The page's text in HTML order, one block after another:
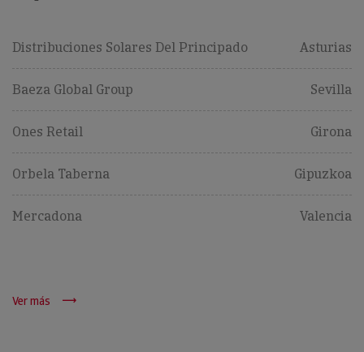
Distribuciones Solares Del Principado Asturias
Baeza Global Group Sevilla
Ones Retail Girona
Orbela Taberna Gipuzkoa
Mercadona Valencia
Ver más